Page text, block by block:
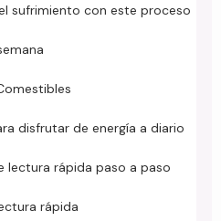
sufrimiento con este proceso
disfrutar de energía a diario
lectura rápida paso a paso
rápida